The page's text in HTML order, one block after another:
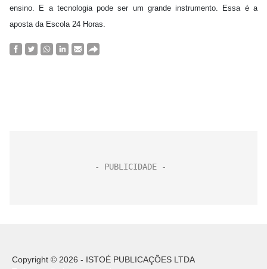
ensino. E a tecnologia pode ser um grande instrumento. Essa é a
aposta da Escola 24 Horas.
Copyright © 2026 - ISTOÉ PUBLICAÇÕES LTDA